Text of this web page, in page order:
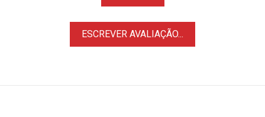
ESCREVER AVALIAÇÃO...